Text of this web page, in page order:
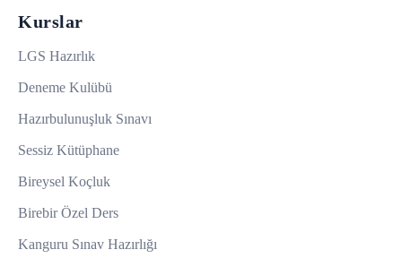
Kurslar
LGS Hazırlık
Deneme Kulübü
Hazırbulunuşluk Sınavı
Sessiz Kütüphane
Bireysel Koçluk
Birebir Özel Ders
Kanguru Sınav Hazırlığı